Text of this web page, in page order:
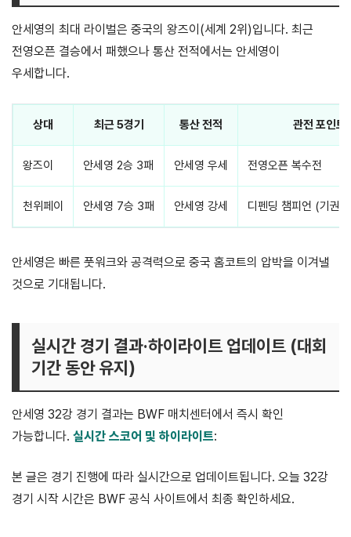
안세영의 최대 라이벌은 중국의 왕즈이(세계 2위)입니다. 최근
전영오픈 결승에서 패했으나 통산 전적에서는 안세영이
우세합니다.
상대 최근 5경기 통산 전적 관전 포인트
왕즈이 안세영 2승 3패 안세영 우세 전영오픈 복수전
천위페이 안세영 7승 3패 안세영 강세 디펜딩 챔피언 (기권
안세영은 빠른 풋워크와 공격력으로 중국 홈코트의 압박을 이겨낼
것으로 기대됩니다.
실시간 경기 결과·하이라이트 업데이트 (대회
기간 동안 유지)
안세영 32강 경기 결과는 BWF 매치센터에서 즉시 확인
가능합니다. 실시간 스코어 및 하이라이트:
본 글은 경기 진행에 따라 실시간으로 업데이트됩니다. 오늘 32강
경기 시작 시간은 BWF 공식 사이트에서 최종 확인하세요.